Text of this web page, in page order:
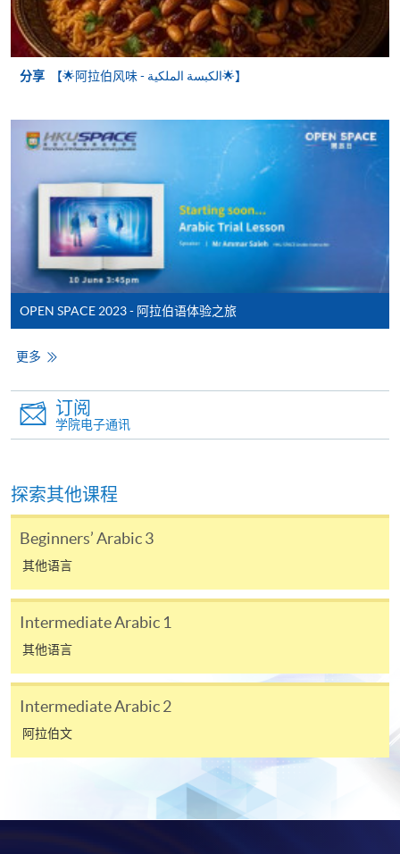
分享 【🌟阿拉伯风味 - الكبسة الملكية‎🌟】
OPEN SPACE 2023 - 阿拉伯语体验之旅
更多
订阅
学院电子通讯
探索其他课程
Beginners’ Arabic 3
其他语言
Intermediate Arabic 1
其他语言
Intermediate Arabic 2
阿拉伯文